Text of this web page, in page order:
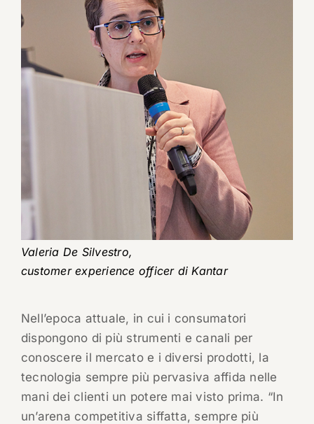
Valeria De Silvestro,
customer experience officer di Kantar
Nell’epoca attuale, in cui i consumatori
dispongono di più strumenti e canali per
conoscere il mercato e i diversi prodotti, la
tecnologia sempre più pervasiva affida nelle
mani dei clienti un potere mai visto prima. “In
un’arena competitiva siffatta, sempre più